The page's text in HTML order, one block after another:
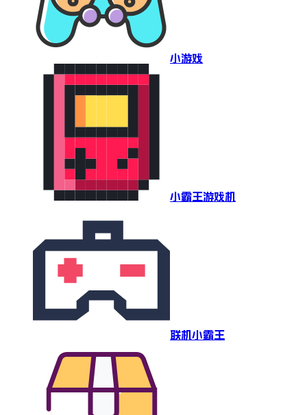
小游戏
小霸王游戏机
联机小霸王